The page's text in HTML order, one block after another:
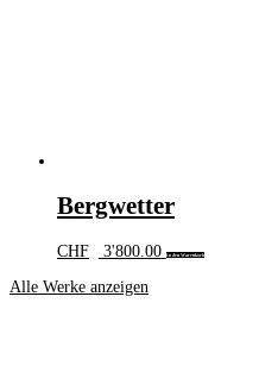
Bergwetter
CHF 3'800.00 In den Warenkorb
Alle Werke anzeigen